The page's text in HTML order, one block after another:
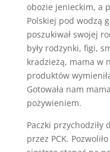
obozie jenieckim, a
Polskiej pod wodzą
poszukiwał swojej
były rodzynki, figi,
kradzieżą, mama w
produktów
Gotowała nam
pożywieniem.
Paczki
przez PCK.